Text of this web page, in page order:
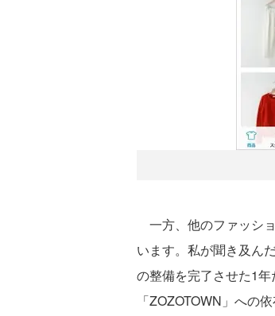
一方、他のファッシ
います。私が聞き及ん
の整備を完了させた1
「ZOZOTOWN」への